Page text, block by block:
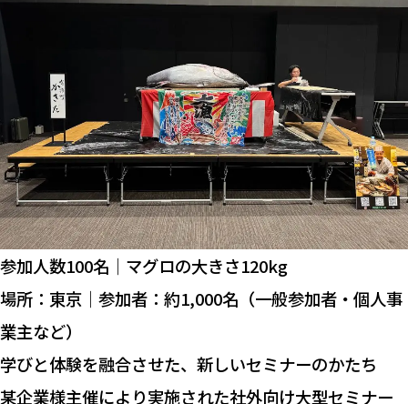
参加人数100名｜マグロの大きさ120kg
場所：東京｜参加者：約1,000名（一般参加者・個人事
業主など）
学びと体験を融合させた、新しいセミナーのかたち
某企業様主催により実施された社外向け大型セミナー